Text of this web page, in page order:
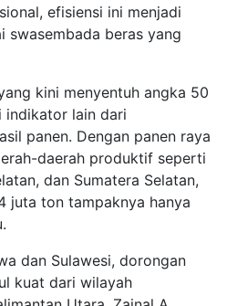
efisiensi ini menjadi
swasembada beras yang
kini menyentuh angka 50
indikator lain dari
panen. Dengan panen raya
daerah produktif seperti
dan Sumatera Selatan,
juta ton tampaknya hanya
dan Sulawesi, dorongan
kuat dari wilayah